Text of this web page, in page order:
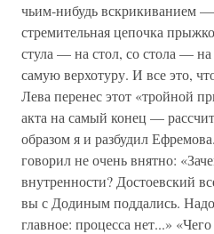
чьим-нибудь вскрикиванием —
стремительная цепочка
стула — на стол, со стола —
самую верхотуру. И все это,
Лева перенес этот «тройной
акта на самый конец —
образом я и разбудил
говорил не очень внятно:
внутренности? Достоевский
вы с Додиным поддались.
главное: процесса нет...»